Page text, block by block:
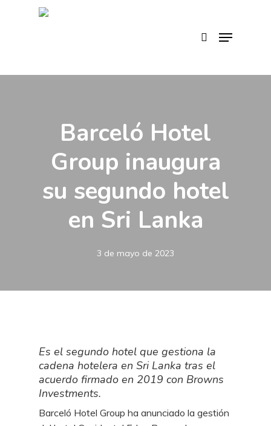
Menu
Barceló Hotel
Group inaugura
su segundo hotel
en Sri Lanka
3 de mayo de 2023
Es el segundo hotel que gestiona la
cadena hotelera en Sri Lanka tras el
acuerdo firmado en 2019 con Browns
Investments.
Barceló Hotel Group ha anunciado la gestión